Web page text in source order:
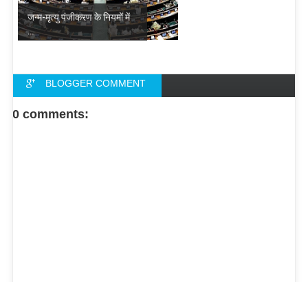
जन्म-मृत्यु पंजीकरण के नियमों में
...
BLOGGER COMMENT
FACEBOOK COMMENT
0 comments: